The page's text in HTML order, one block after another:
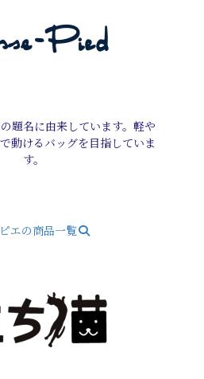
題名に由来しています。軽や
動けるバッグを目指していま
す。
エの商品一覧